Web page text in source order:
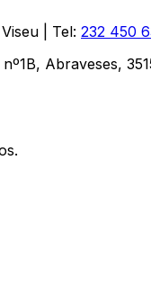
Viseu | Tel: 232 450
Abraveses,